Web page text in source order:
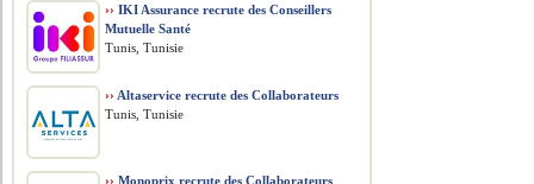
›› IKI Assurance recrute des Conseillers
Mutuelle Santé
Tunis, Tunisie
›› Altaservice recrute des Collaborateurs
Tunis, Tunisie
›› Monoprix recrute des Collaborateurs